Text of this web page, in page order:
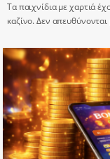
Τα παιχνίδια με χαρτιά
καζίνο. Δεν